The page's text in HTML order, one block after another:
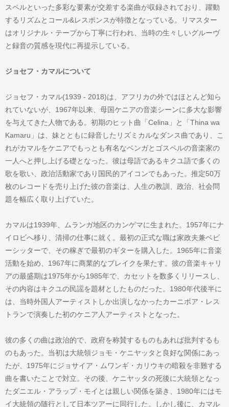
スペルといった多彩な要素が交差する楽曲が収録されており、躍動
するリズムとコール&レスポンスが特徴となっている。リマスター
はオリジナル・テープから丁寧に行われ、当時の生々しいグルーヴ
と録音の質感を現代に再提示している。
ジョセフ・カマルについて
ジョセフ・カマル(1939 - 2018)は、アフリカの外ではほとんど知ら
れていないが、1967年以来、母国ケニアの音楽シーンに多大な影響
を与えてきた人物である。初期のヒット曲「Celina」と「Thina wa
Kamaru」は、妹とともに録音したリズミカルなダンス曲であり、こ
れがカマルをケニアでもっとも有名なベンガとゴスペルの音楽家の
一人へと押し上げる礎となった。彼は母語であるキクユ語で多くの
歌を歌い、政治活動家であり国民的アイコンでもあった。推定50万
枚のレコードを売り上げた彼の音楽は、人生の教訓、政治、社会問
題を幅広く取り上げていた。
カマルは1939年、ムランガ地区のカンゲマに生まれた。1957年にナ
イロビへ移り、清掃の仕事に就く。最初の正式な職は家政夫兼ベビ
ーシッターで、その稼ぎで最初のギターを購入した。1965年に音楽
活動を始め、1967年に商業的なブレイクを果たす。彼の音楽キャリ
アの最盛期は1975年から1985年で、カセットを数多くリリースし、
その内容はキクユの民謡を題材としたものだった。1980年代後半に
は、当時外国人アーティストしか出演しなかったカーニボア・レス
トランで演奏した初のケニア人アーティストとなった。
彼の多くの曲は政治的で、政府を称賛するものもあれば批判するも
のもあった。当初は大統領ジョモ・ケニヤッタと良好な関係にあっ
たが、1975年にジョサイア・ムワンギ・カリウキの暗殺を非難する
曲を書いたことで対立。その後、ケニヤッタの死後に大統領となっ
たダニエル・アラップ・モイとは親しい関係を築き、1980年にはモ
イ大統領の随行として日本ツアーに同行した。しかし後に、カマル